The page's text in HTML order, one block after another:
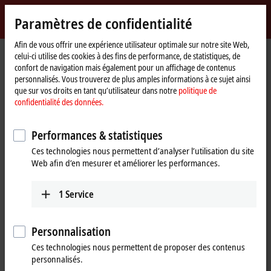
Beckhoff
-
New
Automation
Technology
myBeckhoff
Page
d'accueil
Entreprise
Nouveautés
Compact drive technology in a robust metal housing
Si vous cliquez sur « Accepter », nous affichons la vidéo et
adaptons les paramètres de confidentialité tout en chargeant des
contenus tiers à partir de Vimeo. Veuillez vous référer ici à notre
politique de confidentialité des données.
Mar 30, 2021
Paramètres de confidentialité
Afin de vous offrir une expérience utilisateur optimale sur notre site Web,
celui-ci utilise des cookies à des fins de performance, de statistiques, de
confort de navigation mais également pour un affichage de contenus
personnalisés. Vous trouverez de plus amples informations à ce sujet ainsi
que sur vos droits en tant qu’utilisateur dans notre politique de
confidentialité des données.
Performances & statistiques
Ces technologies nous permettent d’analyser l’utilisation du site
Web afin d’en mesurer et améliorer les performances.
1 Service
Personnalisation
Ces technologies nous permettent de proposer des contenus
personnalisés.